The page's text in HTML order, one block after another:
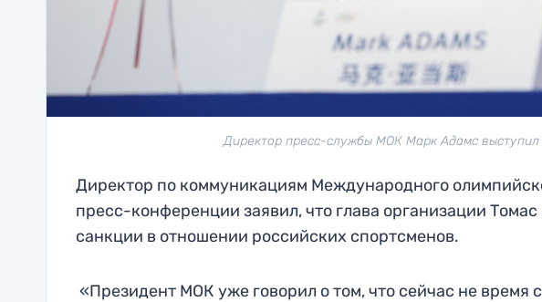
Директор пресс-службы МОК Марк Адамс
Директор по коммуникациям Международного
пресс-конференции заявил, что глава организации
санкции в отношении российских спортсменов.
«Президент МОК уже говорил о том, что сейчас не время